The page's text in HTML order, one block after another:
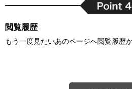
閲覧履歴
もう一度見たいあのページへ閲覧履歴